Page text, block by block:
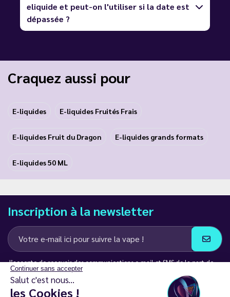
Continuer sans accepter
Salut c'est nous...
les Cookies !
eliquide et peut-on l'utiliser si la date est
dépassée ?
Craquez aussi pour
E-liquides E-liquides Fruités Frais
E-liquides Fruit du Dragon E-liquides grands formats
E-liquides 50 ML
Inscription à la newsletter
J’accepte de recevoir des communications e-mail et SMS de la part de
LD Groupe